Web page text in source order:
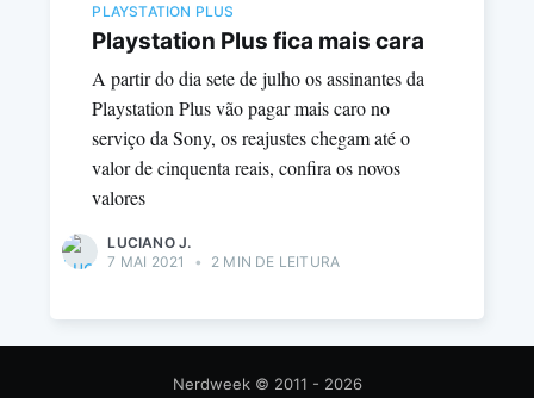
PLAYSTATION PLUS
Playstation Plus fica mais cara
A partir do dia sete de julho os assinantes da
Playstation Plus vão pagar mais caro no
serviço da Sony, os reajustes chegam até o
valor de cinquenta reais, confira os novos
valores
LUCIANO J.
7 MAI 2021
• 2 MIN DE LEITURA
Nerdweek© 2011 - 2026